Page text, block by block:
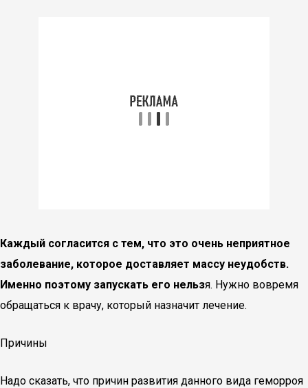
Каждый согласится с тем, что это очень неприятное
заболевание, которое доставляет массу неудобств.
Именно поэтому запускать его нельзя. Нужно вовремя
обращаться к врачу, который назначит лечение.
Причины
Надо сказать, что причин развития данного вида геморроя